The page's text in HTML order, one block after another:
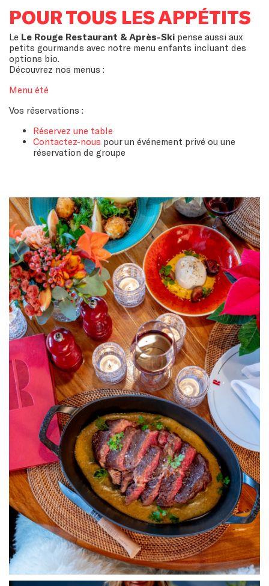
POUR TOUS LES APPÉTITS
Le Le Rouge Restaurant & Après-Ski pense aussi aux
petits gourmands avec notre menu enfants incluant des
options bio.
Découvrez nos menus :
Menu été
Vos réservations :
Réservez une table
Contactez-nous pour un événement privé ou une
réservation de groupe